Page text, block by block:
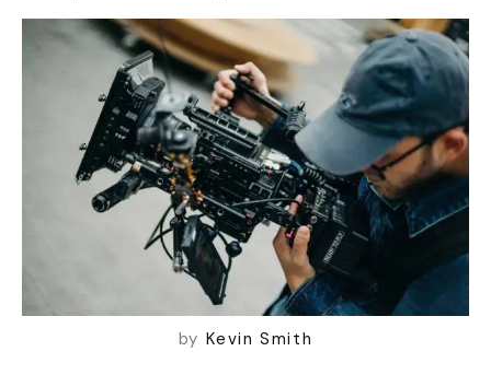
by Kevin Smith